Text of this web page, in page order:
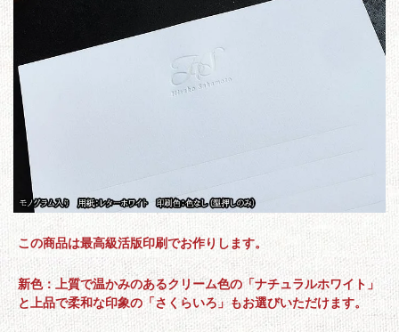
この商品は最高級活版印刷でお作りします。
新色：上質で温かみのあるクリーム色の「ナチュラルホワイト」
と上品で柔和な印象の「さくらいろ」もお選びいただけます。